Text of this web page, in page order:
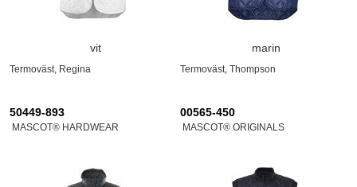
vit
Termoväst, Regina
marin
Termoväst, Thompson
50449-893
MASCOT® HARDWEAR
00565-450
MASCOT® ORIGINALS